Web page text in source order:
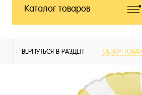
Каталог товаров
ВЕРНУТЬСЯ В РАЗДЕЛ ОБЗОР